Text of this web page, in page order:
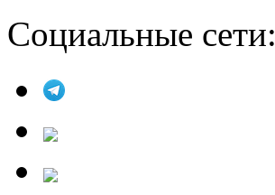
Социальные сети: